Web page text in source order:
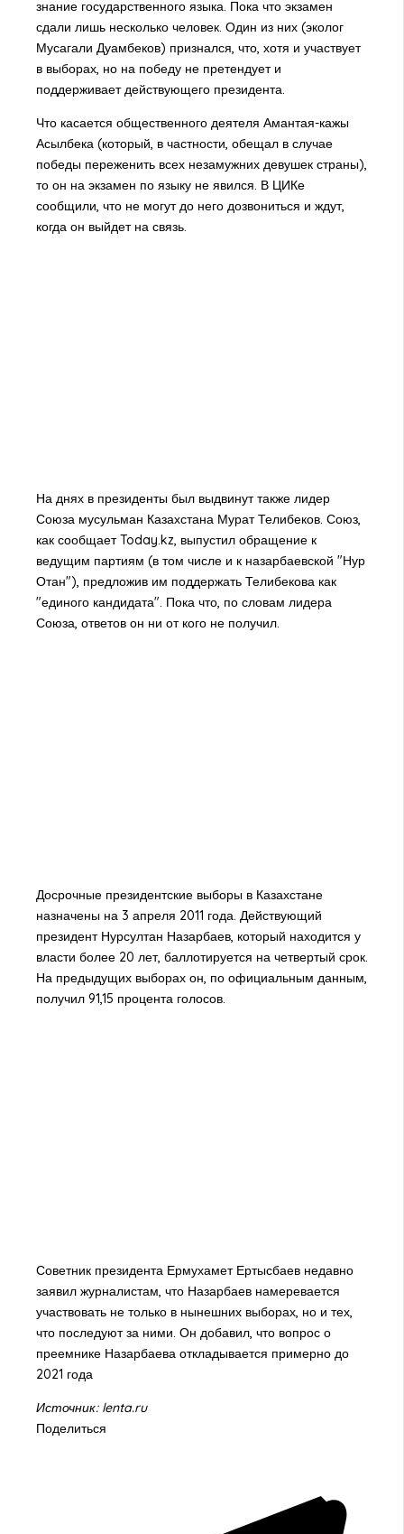
знание государственного языка. Пока что экзамен
сдали лишь несколько человек. Один из них (эколог
Мусагали Дуамбеков) признался, что, хотя и участвует
в выборах, но на победу не претендует и
поддерживает действующего президента.
Что касается общественного деятеля Амантая-кажы
Асылбека (который, в частности, обещал в случае
победы переженить всех незамужних девушек страны),
то он на экзамен по языку не явился. В ЦИКе
сообщили, что не могут до него дозвониться и ждут,
когда он выйдет на связь.
На днях в президенты был выдвинут также лидер
Союза мусульман Казахстана Мурат Телибеков. Союз,
как сообщает Today.kz, выпустил обращение к
ведущим партиям (в том числе и к назарбаевской "Нур
Отан"), предложив им поддержать Телибекова как
"единого кандидата". Пока что, по словам лидера
Союза, ответов он ни от кого не получил.
Досрочные президентские выборы в Казахстане
назначены на 3 апреля 2011 года. Действующий
президент Нурсултан Назарбаев, который находится у
власти более 20 лет, баллотируется на четвертый срок.
На предыдущих выборах он, по официальным данным,
получил 91,15 процента голосов.
Советник президента Ермухамет Ертысбаев недавно
заявил журналистам, что Назарбаев намеревается
участвовать не только в нынешних выборах, но и тех,
что последуют за ними. Он добавил, что вопрос о
преемнике Назарбаева откладывается примерно до
2021 года
Источник: lenta.ru
Поделиться